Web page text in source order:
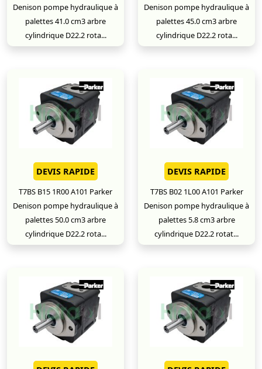
Denison pompe hydraulique à
palettes 41.0 cm3 arbre
cylindrique D22.2 rota...
Denison pompe hydraulique à
palettes 45.0 cm3 arbre
cylindrique D22.2 rota...
DEVIS RAPIDE
T7BS B15 1R00 A101 Parker
Denison pompe hydraulique à
palettes 50.0 cm3 arbre
cylindrique D22.2 rota...
DEVIS RAPIDE
T7BS B02 1L00 A101 Parker
Denison pompe hydraulique à
palettes 5.8 cm3 arbre
cylindrique D22.2 rotat...